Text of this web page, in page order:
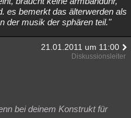
es bemerkt das älterwerden als
der musik der sphären teil."
21.01.2011 um 11:00
Diskussionsleiter
bei deinem Konstrukt für